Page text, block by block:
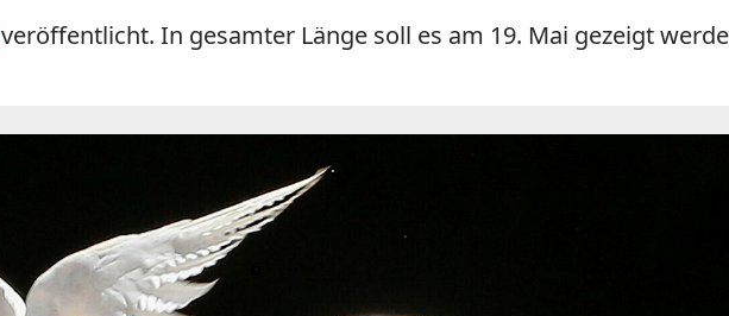
veröffentlicht. In gesamter Länge soll es am 19. Mai gezeigt